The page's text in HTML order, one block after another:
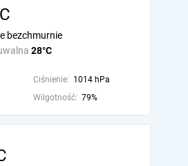
28°C
bezchmurnie
Ciśnienie: 1014 hPa
Wilgotność: 79%